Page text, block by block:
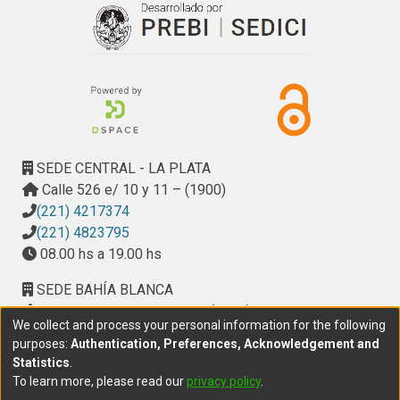
SEDE CENTRAL - LA PLATA
Calle 526 e/ 10 y 11 – (1900)
(221) 4217374
(221) 4823795
08.00 hs a 19.00 hs
SEDE BAHÍA BLANCA
Calle Ciudad de Cali 320 – (8000). Universidad
Provincial del Sudoeste (UPSO)
(291) 459 2550, interno 147
10.00 h a 14.00 h
We collect and process your personal information for the following
purposes: Authentication, Preferences, Acknowledgement and
Statistics
To learn more, please read ourprivacy policy.